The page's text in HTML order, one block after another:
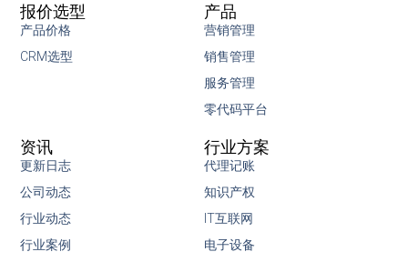
产品
营销管理
销售管理
服务管理
零代码平台
报价选型
产品价格
CRM选型
行业方案
代理记账
知识产权
IT互联网
电子设备
资讯
更新日志
公司动态
行业动态
行业案例